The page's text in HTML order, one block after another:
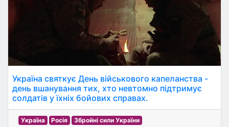
Україна святкує День військового капеланства -
день вшанування тих, хто невтомно підтримує
солдатів у їхніх бойових справах.
Україна Росія Збройні сили України